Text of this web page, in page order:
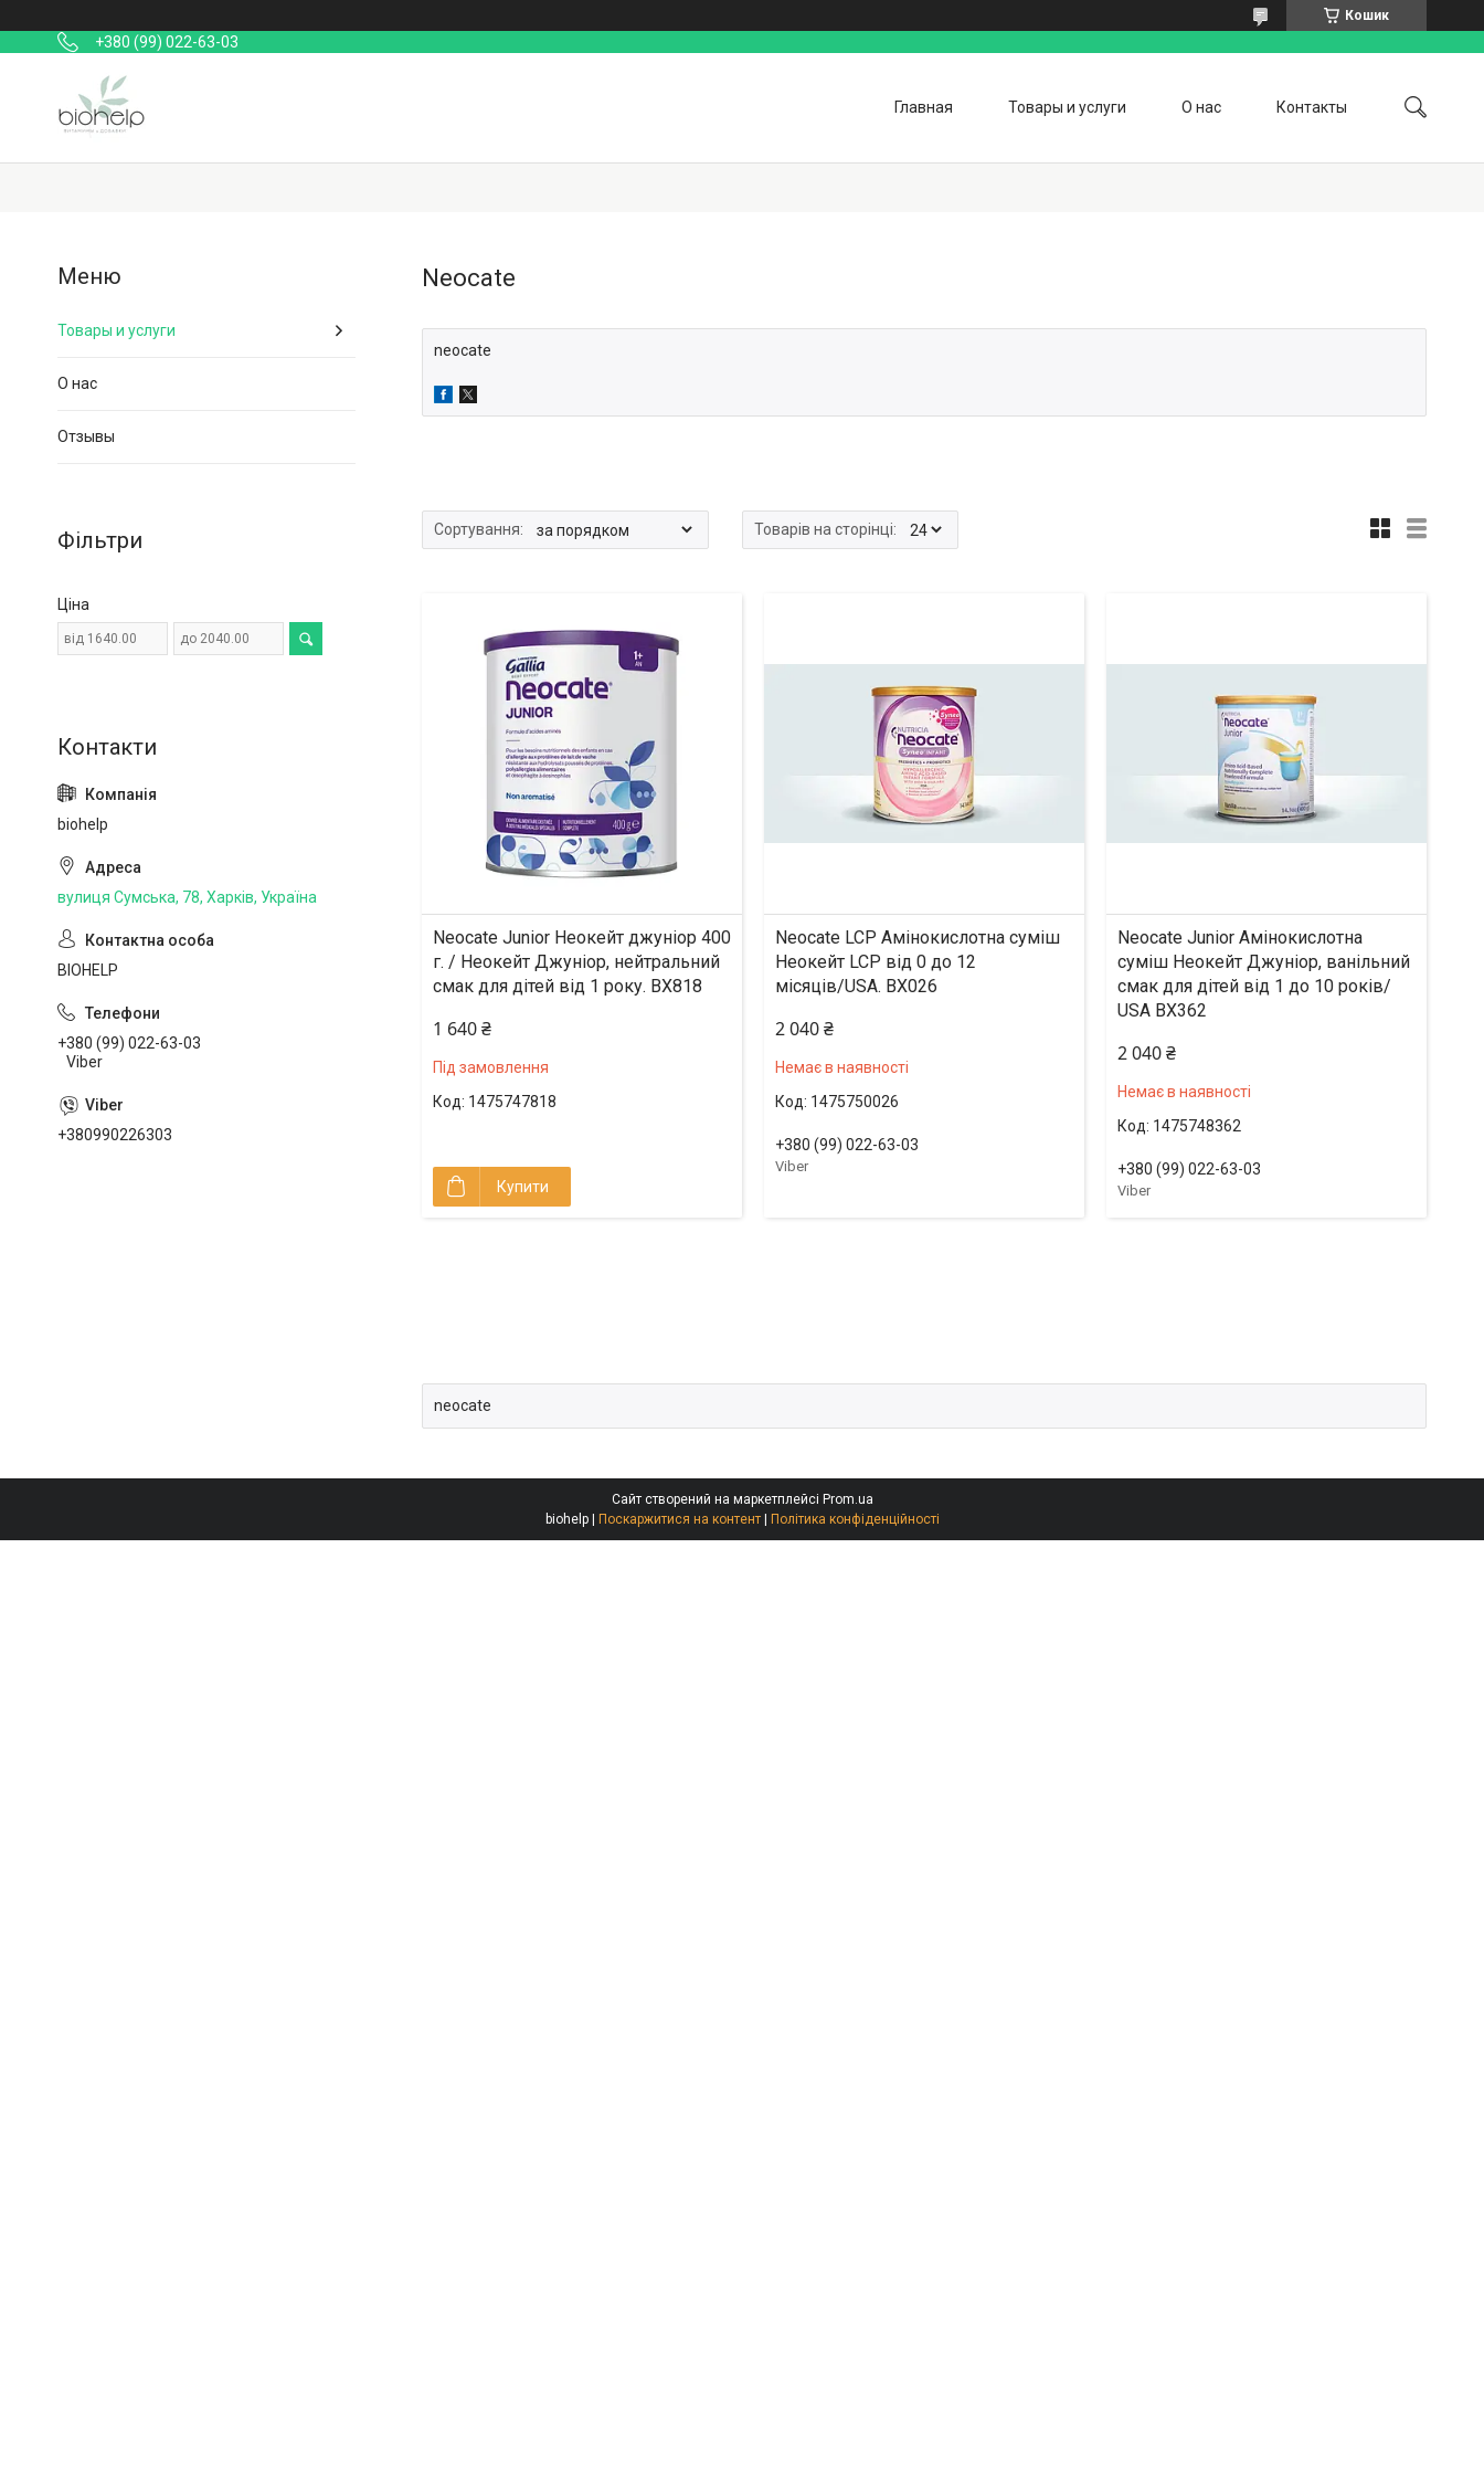
Кошик
+380 (99) 022-63-03
Главная Товары и услуги О нас Контакты
Neocate
neocate
Neocate Junior Неокейт джуніор 400
г. / Неокейт Джуніор, нейтральний
смак для дітей від 1 року. BX818
1 640 ₴
Під замовлення
1475747818
Купити
Neocate LCP Амінокислотна суміш
Неокейт LCP від 0 до 12
місяців/USA. BX026
2 040 ₴
Немає в наявності
1475750026
+380 (99) 022-63-03
Viber
Neocate Junior Амінокислотна
суміш Неокейт Джуніор, ванільний
смак для дітей від 1 до 10 років/
USA BX362
2 040 ₴
Немає в наявності
1475748362
+380 (99) 022-63-03
Viber
neocate
Товары и услуги
О нас
Отзывы
Фільтри
Ціна
biohelp
вулиця Сумська, 78, Харків, Україна
BIOHELP
+380 (99) 022-63-03
Viber
+380990226303
Сайт створений на маркетплейсі Prom.ua
Поскаржитися на контент Політика конфіденційності